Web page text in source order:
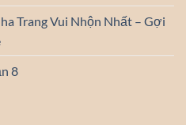
Trang Vui Nhộn Nhất – Gợi
8